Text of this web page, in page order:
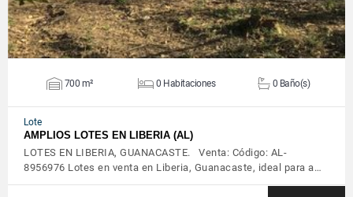
700 m² 0 Habitaciones 0 Baño(s)
Lote
AMPLIOS LOTES EN LIBERIA (AL)
LOTES EN LIBERIA, GUANACASTE. Venta: Código: AL-
8956976 Lotes en venta en Liberia, Guanacaste, ideal para a…